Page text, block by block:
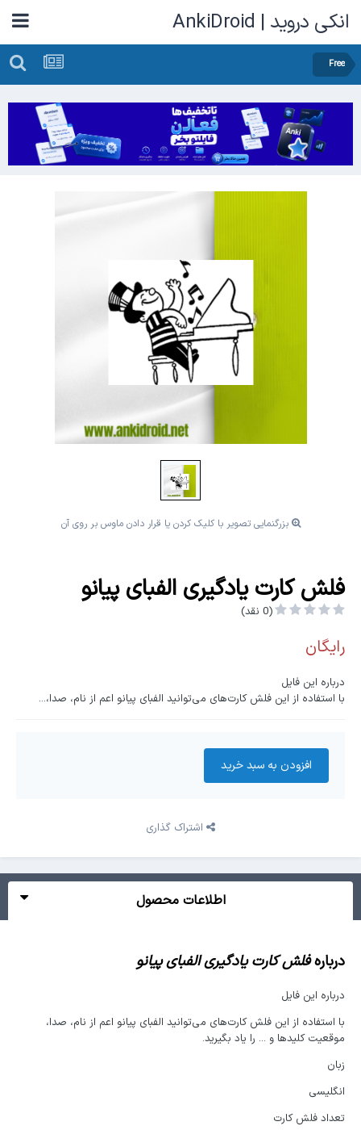
انکی دروید | AnkiDroid
Free
بزرگنمایی تصویر با کلیک کردن یا قرار دادن ماوس بر روی آن
فلش کارت یادگیری الفبای پیانو
(0 نقد)
رایگان
درباره این فایل
با استفاده از این فلش کارت‌های می‌توانید الفبای پیانو اعم از نام، صدا،...
افزودن به سبد‌ خرید
اشتراک گذاری
اطلاعات محصول
دربارهفلش کارت یادگیری الفبای پیانو
درباره این فایل
با استفاده از این فلش کارت‌های می‌توانید الفبای پیانو اعم از نام، صدا،
موقعیت کلیدها و ... را یاد بگیرید.
زبان
انگلیسی
تعداد فلش کارت